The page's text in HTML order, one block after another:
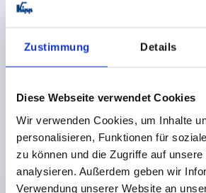
Zustimmung Details
Diese Webseite verwendet Cookies
Wir verwenden Cookies, um Inhalte
personalisieren, Funktionen für
zu können und die Zugriffe auf
analysieren. Außerdem geben wir
Verwendung unserer Website an
H1=3,8
Bestellnummer:K2280.415
2,28 CHF
zzgl. MwSt.
PRODUKTDETAILS